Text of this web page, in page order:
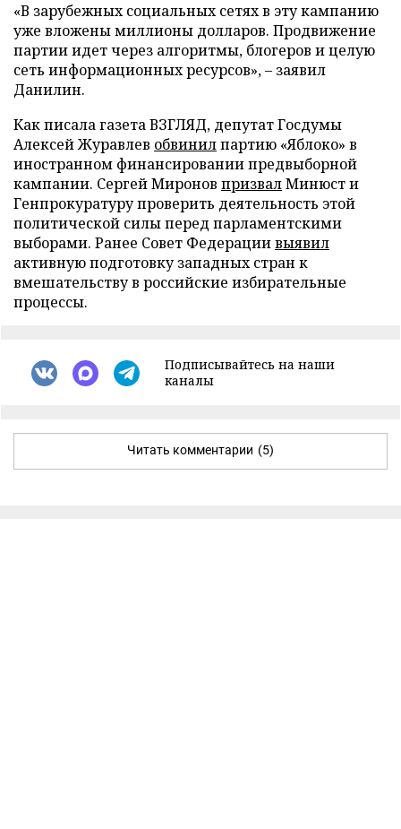
«В зарубежных социальных сетях в эту кампанию
уже вложены миллионы долларов. Продвижение
партии идет через алгоритмы, блогеров и целую
сеть информационных ресурсов», – заявил
Данилин.
Как писала газета ВЗГЛЯД, депутат Госдумы
Алексей Журавлев обвинилпартию «Яблоко» в
иностранном финансировании предвыборной
кампании. Сергей Миронов призвалМинюст и
Генпрокуратуру проверить деятельность этой
политической силы перед парламентскими
выборами. Ранее Совет Федерациивыявил
активную подготовку западных стран к
вмешательству в российские избирательные
процессы.
Подписывайтесь на наши
каналы
Читать комментарии (5)